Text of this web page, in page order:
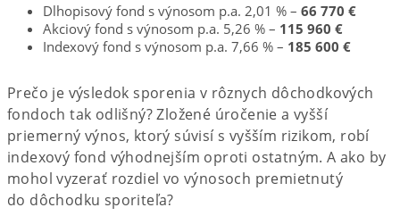
Dlhopisový fond s výnosom p.a. 2,01 % – 66 770 €
Akciový fond s výnosom p.a. 5,26 % – 115 960 €
Indexový fond s výnosom p.a. 7,66 % – 185 600 €
Prečo je výsledok sporenia v rôznych dôchodkových
fondoch tak odlišný? Zložené úročenie a vyšší
priemerný výnos, ktorý súvisí s vyšším rizikom, robí
indexový fond výhodnejším oproti ostatným. A ako by
mohol vyzerať rozdiel vo výnosoch premietnutý
do dôchodku sporiteľa?